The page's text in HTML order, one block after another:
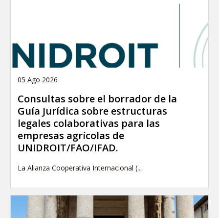
05 Ago 2026
Consultas sobre el borrador de la
Guía Jurídica sobre estructuras
legales colaborativas para las
empresas agrícolas de
UNIDROIT/FAO/IFAD.
La Alianza Cooperativa Internacional (...